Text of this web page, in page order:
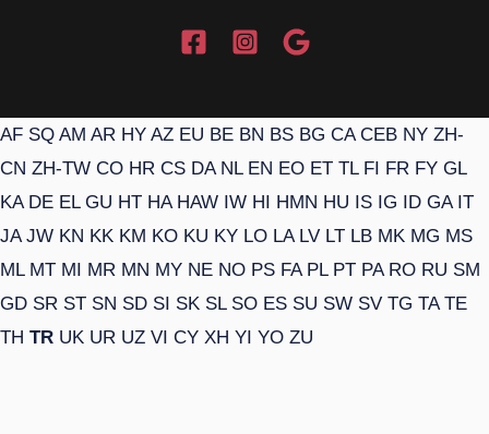
AF SQ AM AR HY AZ EU BE BN BS BG CA CEB NY ZH-
CN ZH-TW CO HR CS DA NL EN EO ET TL FI FR FY GL
KA DE EL GU HT HA HAW IW HI HMN HU IS IG ID GA IT
JA JW KN KK KM KO KU KY LO LA LV LT LB MK MG MS
ML MT MI MR MN MY NE NO PS FA PL PT PA RO RU SM
GD SR ST SN SD SI SK SL SO ES SU SW SV TG TA TE
TH TR UK UR UZ VI CY XH YI YO ZU